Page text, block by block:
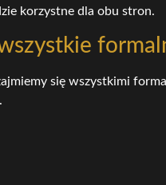
korzystne dla obu stron.
się wszystkimi